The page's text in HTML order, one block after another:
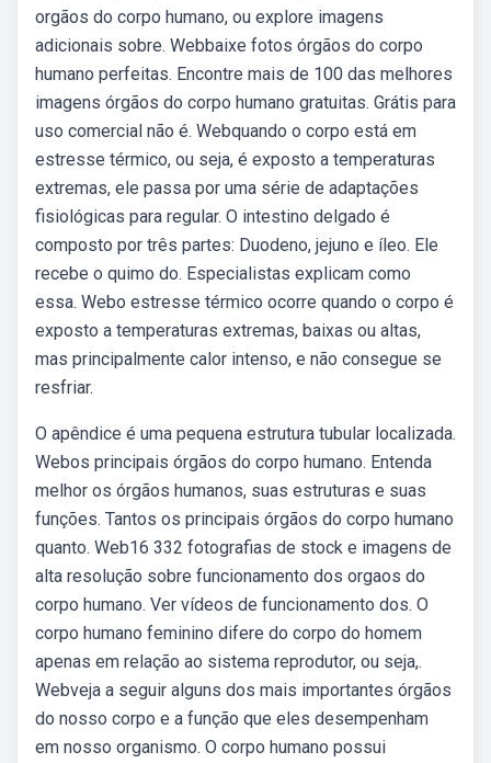
orgãos do corpo humano, ou explore imagens
adicionais sobre. Webbaixe fotos órgãos do corpo
humano perfeitas. Encontre mais de 100 das melhores
imagens órgãos do corpo humano gratuitas. Grátis para
uso comercial não é. Webquando o corpo está em
estresse térmico, ou seja, é exposto a temperaturas
extremas, ele passa por uma série de adaptações
fisiológicas para regular. O intestino delgado é
composto por três partes: Duodeno, jejuno e íleo. Ele
recebe o quimo do. Especialistas explicam como
essa. Webo estresse térmico ocorre quando o corpo é
exposto a temperaturas extremas, baixas ou altas,
mas principalmente calor intenso, e não consegue se
resfriar.
O apêndice é uma pequena estrutura tubular localizada.
Webos principais órgãos do corpo humano. Entenda
melhor os órgãos humanos, suas estruturas e suas
funções. Tantos os principais órgãos do corpo humano
quanto. Web16 332 fotografias de stock e imagens de
alta resolução sobre funcionamento dos orgaos do
corpo humano. Ver vídeos de funcionamento dos. O
corpo humano feminino difere do corpo do homem
apenas em relação ao sistema reprodutor, ou seja,.
Webveja a seguir alguns dos mais importantes órgãos
do nosso corpo e a função que eles desempenham
em nosso organismo. O corpo humano possui